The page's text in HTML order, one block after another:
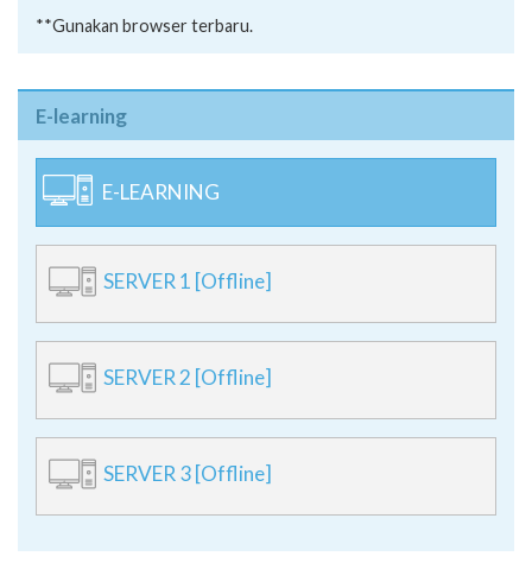
**Gunakan browser terbaru.
E-learning
E-LEARNING
SERVER 1 [Offline]
SERVER 2 [Offline]
SERVER 3 [Offline]